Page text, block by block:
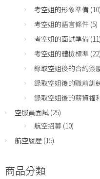
考空姐的形象準備 (10)
考空姐的語言條件 (5)
考空姐的面試準備 (11)
考空姐的體檢標準 (22)
錄取空姐後的合約簽
錄取空姐後的職前訓
錄取空姐後的薪資福
空服員面試 (25)
航空招募 (10)
航空履歷 (15)
商品分類